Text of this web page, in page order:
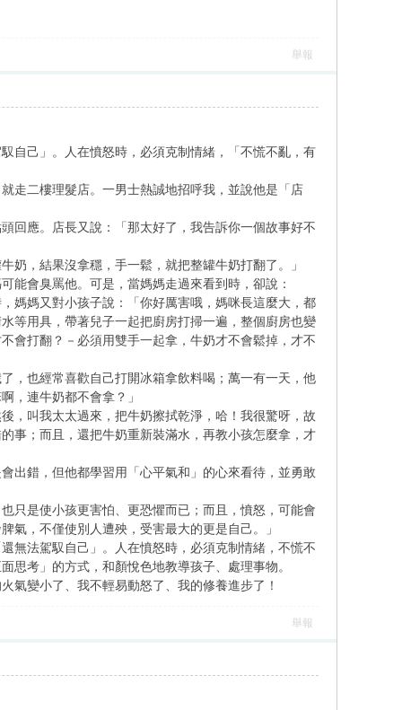
舉報
自己」。人在憤怒時，必須克制情緒，「不慌不亂，有
走二樓理髮店。一男士熱誠地招呼我，並說他是「店
回應。店長又說：「那太好了，我告訴你一個故事好不
奶，結果沒拿穩，手一鬆，就把整罐牛奶打翻了。」
能會臭罵他。可是，當媽媽走過來看到時，卻說：
媽媽又對小孩子說：「你好厲害哦，媽咪長這麼大，都
等用具，帶著兒子一起把廚房打掃一遍，整個廚房也變
會打翻？－必須用雙手一起拿，牛奶才不會鬆掉，才不
，也經常喜歡自己打開冰箱拿飲料喝；萬一有一天，他
，連牛奶都不會拿？」
，叫我太太過來，把牛奶擦拭乾淨，哈！我很驚呀，故
事；而且，還把牛奶重新裝滿水，再教小孩怎麼拿，才
出錯，但他都學習用「心平氣和」的心來看待，並勇敢
只是使小孩更害怕、更恐懼而已；而且，憤怒，可能會
氣，不僅使別人遭殃，受害最大的更是自己。」
無法駕馭自己」。人在憤怒時，必須克制情緒，不慌不
思考」的方式，和顏悅色地教導孩子、處理事物。
氣變小了、我不輕易動怒了、我的修養進步了！
舉報